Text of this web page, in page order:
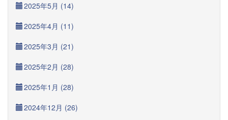
2025年5月 (14)
2025年4月 (11)
2025年3月 (21)
2025年2月 (28)
2025年1月 (28)
2024年12月 (26)